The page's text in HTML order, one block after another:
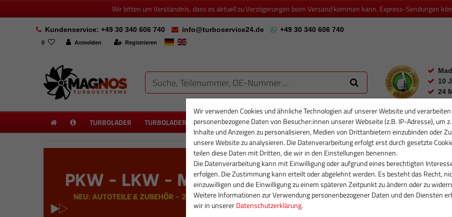
Wir bitten um Verständnis, dass es aktuell zu Verzögerungen beim Versand kommen kann. Express-Sendungen
Kundenservice: +49 30 340 606 740 info@turboservice24.de +49 30 340 606 740
0 Anmelden Registrieren
10
24
TURBOLADER TURBOLADER NEU PARTIKELFILTER PARTIKELFILTER NEU INJEKTOREN
Wir verwenden Cookies und ähnliche Technologien auf unserer Website und verarbeiten
personenbezogene Daten von Besucher:innen unserer Webseite (z.B. IP-Adresse), um
Inhalte und Anzeigen zu personalisieren, Medien von Drittanbietern einzubinden oder
unsere Website zu analysieren. Die Datenverarbeitung erfolgt erst durch gesetzte
teilen diese Daten mit Dritten, die wir in den Einstellungen benennen.
Die Datenverarbeitung kann mit Einwilligung oder aufgrund eines berechtigten
erfolgen. Die Zustimmung kann erteilt oder abgelehnt werden. Es besteht das Recht,
einzuwilligen und die Einwilligung zu einem späteren Zeitpunkt zu ändern oder zu
Weitere Informationen zur Verwendung personenbezogener Daten und den Diensten
wir in unsererDaten­schutz­erklärung.